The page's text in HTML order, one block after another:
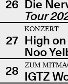
26 Die
Tour
27
KONZERT
High
Noo
28
ZUM
IGTZ